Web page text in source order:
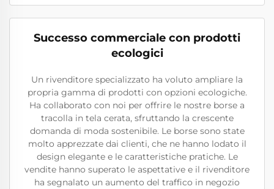
Successo commerciale con prodotti
ecologici
Un rivenditore specializzato ha voluto ampliare la
propria gamma di prodotti con opzioni ecologiche.
Ha collaborato con noi per offrire le nostre borse a
tracolla in tela cerata, sfruttando la crescente
domanda di moda sostenibile. Le borse sono state
molto apprezzate dai clienti, che ne hanno lodato il
design elegante e le caratteristiche pratiche. Le
vendite hanno superato le aspettative e il rivenditore
ha segnalato un aumento del traffico in negozio